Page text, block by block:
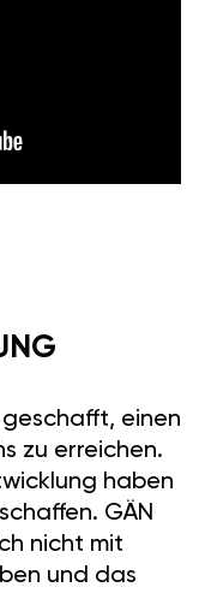
einen
zu erreichen.
haben
GÄN
nicht mit
und das